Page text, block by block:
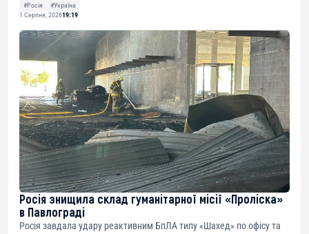
#Росія
#Україна
1 Серпня, 202619:19
Росія знищила склад гуманітарної місії «Проліска»
в Павлограді
Росія завдала удару реактивним БпЛА типу «Шахед» по офісу та